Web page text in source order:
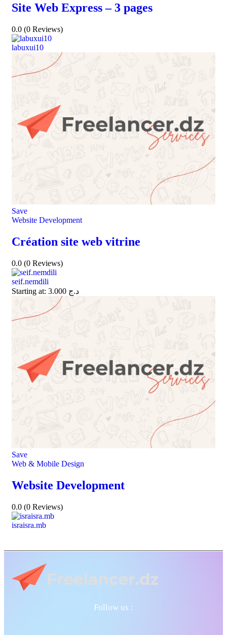
Site Web Express – 3 pages
0.0 (0 Reviews)
labuxui10
Save
Website Development
Création site web vitrine
0.0 (0 Reviews)
seif.nemdili
Starting at:
د.ج 3.000
Save
Web & Mobile Design
Website Development
0.0 (0 Reviews)
israisra.mb
Follow us :